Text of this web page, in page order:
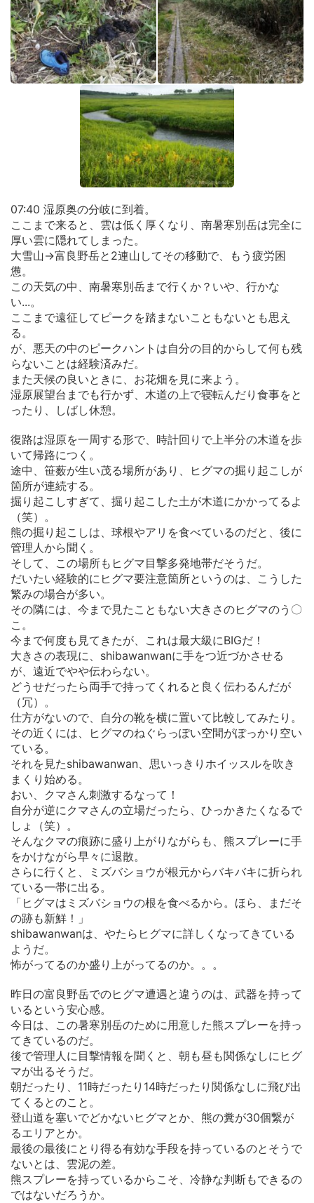
07:40 湿原奥の分岐に到着。
ここまで来ると、雲は低く厚くなり、南暑寒別岳は完全に
厚い雲に隠れてしまった。
大雪山→富良野岳と2連山してその移動で、もう疲労困
憊。
この天気の中、南暑寒別岳まで行くか？いや、行かな
い...。
ここまで遠征してピークを踏まないこともないとも思え
る。
が、悪天の中のピークハントは自分の目的からして何も残
らないことは経験済みだ。
また天候の良いときに、お花畑を見に来よう。
湿原展望台までも行かず、木道の上で寝転んだり食事をと
ったり、しばし休憩。
復路は湿原を一周する形で、時計回りで上半分の木道を歩
いて帰路につく。
途中、笹薮が生い茂る場所があり、ヒグマの掘り起こしが
箇所が連続する。
掘り起こしすぎて、掘り起こした土が木道にかかってるよ
（笑）。
熊の掘り起こしは、球根やアリを食べているのだと、後に
管理人から聞く。
そして、この場所もヒグマ目撃多発地帯だそうだ。
だいたい経験的にヒグマ要注意箇所というのは、こうした
繁みの場合が多い。
その隣には、今まで見たこともない大きさのヒグマのう〇
こ。
今まで何度も見てきたが、これは最大級にBIGだ！
大きさの表現に、shibawanwanに手をつ近づかさせる
が、遠近でやや伝わらない。
どうせだったら両手で持ってくれると良く伝わるんだが
（冗）。
仕方がないので、自分の靴を横に置いて比較してみたり。
その近くには、ヒグマのねぐらっぽい空間がぽっかり空い
ている。
それを見たshibawanwan、思いっきりホイッスルを吹き
まくり始める。
おい、クマさん刺激するなって！
自分が逆にクマさんの立場だったら、ひっかきたくなるで
しょ（笑）。
そんなクマの痕跡に盛り上がりながらも、熊スプレーに手
をかけながら早々に退散。
さらに行くと、ミズバショウが根元からバキバキに折られ
ている一帯に出る。
「ヒグマはミズバショウの根を食べるから。ほら、まだそ
の跡も新鮮！」
shibawanwanは、やたらヒグマに詳しくなってきている
ようだ。
怖がってるのか盛り上がってるのか。。。
昨日の富良野岳でのヒグマ遭遇と違うのは、武器を持って
いるという安心感。
今日は、この暑寒別岳のために用意した熊スプレーを持っ
てきているのだ。
後で管理人に目撃情報を聞くと、朝も昼も関係なしにヒグ
マが出るそうだ。
朝だったり、11時だったり14時だったり関係なしに飛び出
てくるとのこと。
登山道を塞いでどかないヒグマとか、熊の糞が30個繋が
るエリアとか。
最後の最後にとり得る有効な手段を持っているのとそうで
ないとは、雲泥の差。
熊スプレーを持っているからこそ、冷静な判断もできるの
ではないだろうか。